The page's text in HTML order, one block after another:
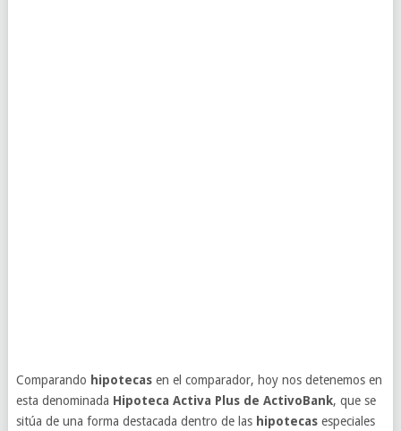
Comparando hipotecasen el comparador, hoy nos detenemos en
esta denominada Hipoteca Activa Plus de ActivoBank, que se
sitúa de una forma destacada dentro de las hipotecasespeciales